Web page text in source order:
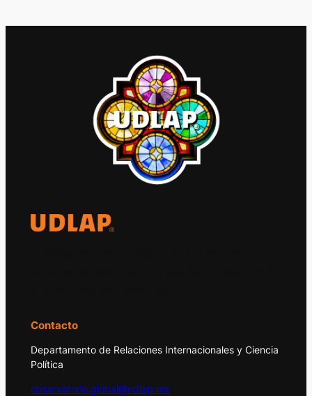
Contacto
Departamento de Relaciones Internacionales y Ciencia
Política
observatorio.global@udlap.mx